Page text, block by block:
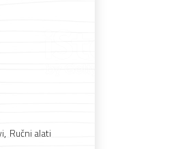
, Ručni alati